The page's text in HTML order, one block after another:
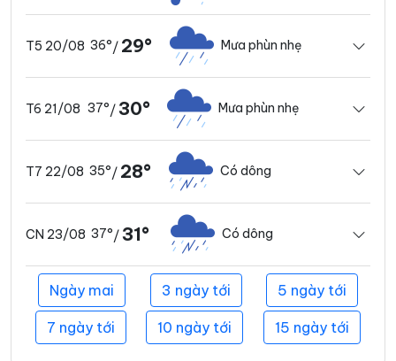
T5 20/08 36°/ 29° Mưa phùn nhẹ
T6 21/08 37°/30° Mưa phùn nhẹ
T7 22/08 35°/ 28° Có dông
CN 23/08 37°/31° Có dông
Ngày mai 3 ngày tới 5 ngày tới
7 ngày tới 10 ngày tới 15 ngày tới